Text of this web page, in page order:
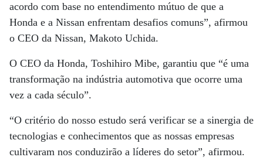
acordo com base no entendimento mútuo de que a
Honda e a Nissan enfrentam desafios comuns”, afirmou
o CEO da Nissan, Makoto Uchida.
O CEO da Honda, Toshihiro Mibe, garantiu que “é uma
transformação na indústria automotiva que ocorre uma
vez a cada século”.
“O critério do nosso estudo será verificar se a sinergia de
tecnologias e conhecimentos que as nossas empresas
cultivaram nos conduzirão a líderes do setor”, afirmou.